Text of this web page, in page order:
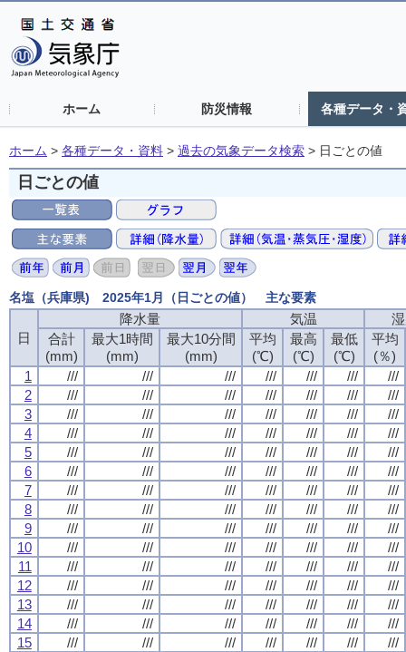
ホーム 防災情報 各種データ・
ホーム > 各種データ・資料 > 過去の気象データ検索 > 日ごとの値
日ごとの値
名塩（兵庫県) 2025年1月（日ごとの値） 主な要素
日
降水量 気温
合計
(mm)
最大1時間
(mm)
最大10分間
(mm)
平均
(℃)
最高
(℃)
最低
(℃)
平均
(％)
1
/// /// /// /// /// ///
///
2
/// /// /// /// /// ///
///
3
/// /// /// /// /// ///
///
4
/// /// /// /// /// ///
///
5
/// /// /// /// /// ///
///
6
/// /// /// /// /// ///
///
7
/// /// /// /// /// ///
///
8
/// /// /// /// /// ///
///
9
/// /// /// /// /// ///
///
10
/// /// /// /// /// ///
///
11
/// /// /// /// /// ///
///
12
/// /// /// /// /// ///
///
13
/// /// /// /// /// ///
///
14
/// /// /// /// /// ///
///
15
/// /// /// /// /// ///
///